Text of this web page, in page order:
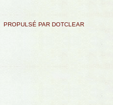
PROPULSÉ PAR DOTCLEAR